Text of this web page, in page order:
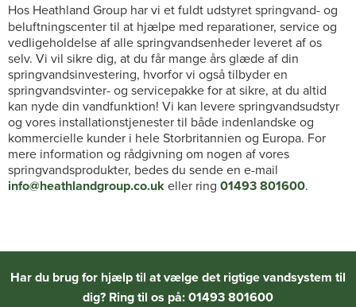
Hos Heathland Group har vi et fuldt udstyret springvand- og
beluftningscenter til at hjælpe med reparationer, service og
vedligeholdelse af alle springvandsenheder leveret af os
selv. Vi vil sikre dig, at du får mange års glæde af din
springvandsinvestering, hvorfor vi også tilbyder en
springvandsvinter- og servicepakke for at sikre, at du altid
kan nyde din vandfunktion! Vi kan levere springvandsudstyr
og vores installationstjenester til både indenlandske og
kommercielle kunder i hele Storbritannien og Europa. For
mere information og rådgivning om nogen af vores
springvandsprodukter, bedes du sende en e-mail
info@heathlandgroup.co.ukeller ring 01493 801600.
Har du brug for hjælp til at vælge det rigtige vandsystem til
dig? Ring til os på: 01493 801600